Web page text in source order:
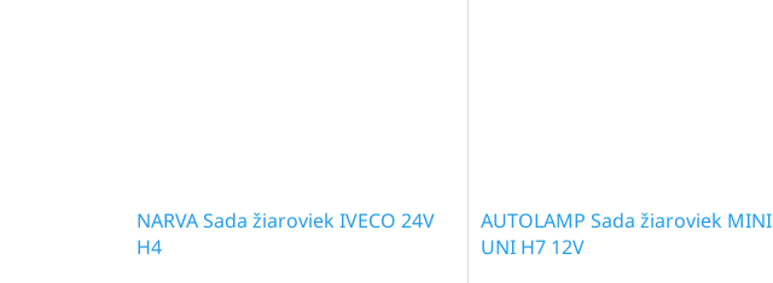
NARVA Sada žiaroviek IVECO 24V
H4
AUTOLAMP Sada žiaroviek MINI
UNI H7 12V